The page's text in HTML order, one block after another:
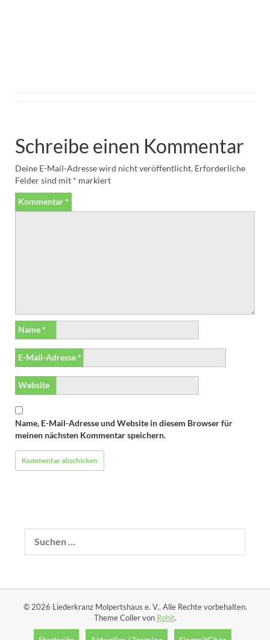
Schreibe einen Kommentar
Deine E-Mail-Adresse wird nicht veröffentlicht. Erforderliche
Felder sind mit * markiert
Kommentar*
Name*
E-Mail-Adresse*
Website
Name, E-Mail-Adresse und Website in diesem Browser für
meinen nächsten Kommentar speichern.
nach:
© 2026 Liederkranz Molpertshaus e. V.. Alle Rechte vorbehalten.
Theme Coller von Rohit.